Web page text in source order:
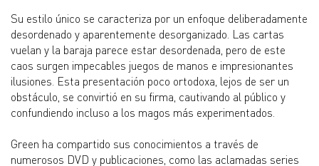
Su estilo único se caracteriza por un enfoque deliberadamente
desordenado y aparentemente desorganizado. Las cartas
vuelan y la baraja parece estar desordenada, pero de este
caos surgen impecables juegos de manos e impresionantes
ilusiones. Esta presentación poco ortodoxa, lejos de ser un
obstáculo, se convirtió en su firma, cautivando al público y
confundiendo incluso a los magos más experimentados.
Green ha compartido sus conocimientos a través de
numerosos DVD y publicaciones, como las aclamadas series